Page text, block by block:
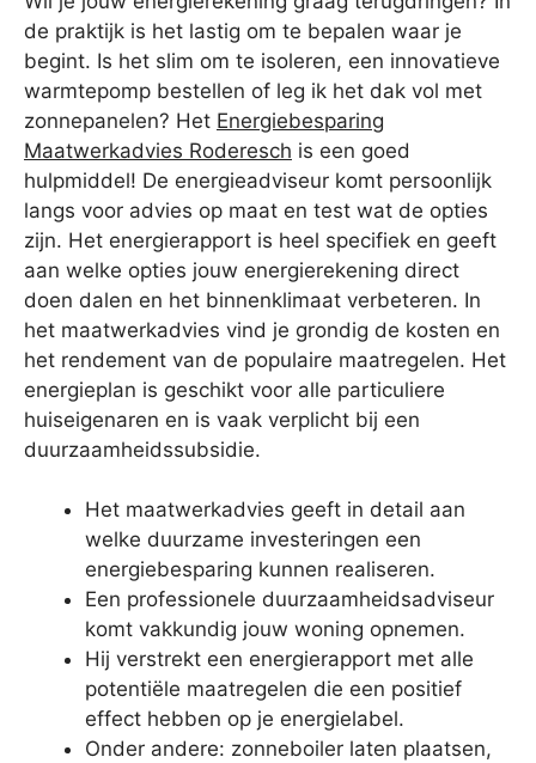
de praktijk is het lastig om te bepalen waar je
begint. Is het slim om te isoleren, een innovatieve
warmtepomp bestellen of leg ik het dak vol met
zonnepanelen? Het Energiebesparing
Maatwerkadvies Roderesch is een goed
hulpmiddel! De energieadviseur komt persoonlijk
langs voor advies op maat en test wat de opties
zijn. Het energierapport is heel specifiek en geeft
aan welke opties jouw energierekening direct
doen dalen en het binnenklimaat verbeteren. In
het maatwerkadvies vind je grondig de kosten en
het rendement van de populaire maatregelen. Het
energieplan is geschikt voor alle particuliere
huiseigenaren en is vaak verplicht bij een
duurzaamheidssubsidie.
Het maatwerkadvies geeft in detail aan
welke duurzame investeringen een
energiebesparing kunnen realiseren.
Een professionele duurzaamheidsadviseur
komt vakkundig jouw woning opnemen.
Hij verstrekt een energierapport met alle
potentiële maatregelen die een positief
effect hebben op je energielabel.
Onder andere: zonneboiler laten plaatsen,